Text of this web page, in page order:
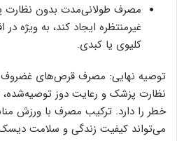
مصرف طولانی‌مدت بدون نظارت
غیرمنتظره ایجاد کند، به ویژه
کلیوی یا کبدی.
توصیه نهایی: مصرف قرص‌های غضروف‌
نظارت پزشک و رعایت دوز
خطر را دارد. ترکیب مصرف با ورزش
می‌تواند کیفیت زندگی و سلامت